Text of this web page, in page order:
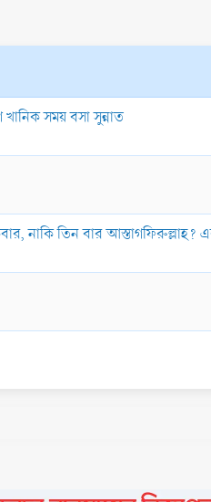
সময় বসা সুন্নাত
নাকি তিন বার আস্তাগফিরুল্লাহ?